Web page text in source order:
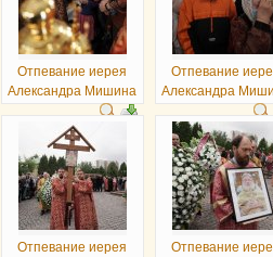
Отпевание иерея
Александра Мишина
Отпевание
Александра
Отпевание иерея
Отпевание